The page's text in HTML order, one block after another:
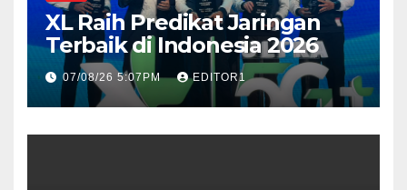
XL Raih Predikat Jaringan
Terbaik di Indonesia 2026
07/08/26 5:07PM EDITOR1